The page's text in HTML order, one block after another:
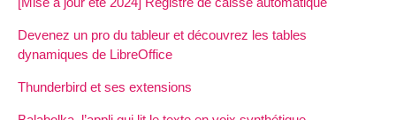
Devenez un pro du tableur et découvrez les tables
dynamiques de LibreOffice
Thunderbird et ses extensions